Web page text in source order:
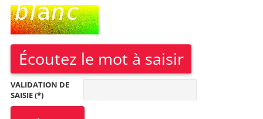
Écoutez le mot à saisir
VALIDATION DE
SAISIE (*)